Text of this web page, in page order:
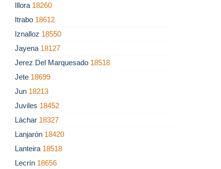
Illora 18260
Itrabo 18612
Iznalloz 18550
Jayena 18127
Jerez Del Marquesado 18518
Jete 18699
Jun 18213
Juviles 18452
Láchar 18327
Lanjarón 18420
Lanteira 18518
Lecrín 18656